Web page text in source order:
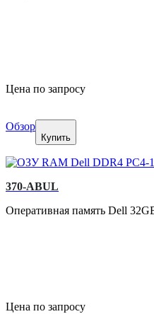
Цена по запросу
Обзор
Купить
370-ABUL
Оперативная память Dell
Цена по запросу